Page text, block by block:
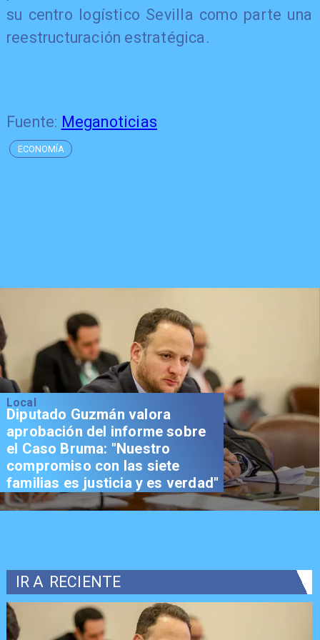
su centro logístico Sevilla como parte una
reestructuración estratégica.
Fuente: Meganoticias
ECONOMÍA
Local
Diputado Guzmán valora
aprobación del informe sobre
el Caso Bruma: "Nuestro
compromiso con las siete
familias es justicia y es verdad"
IR A RECIENTE